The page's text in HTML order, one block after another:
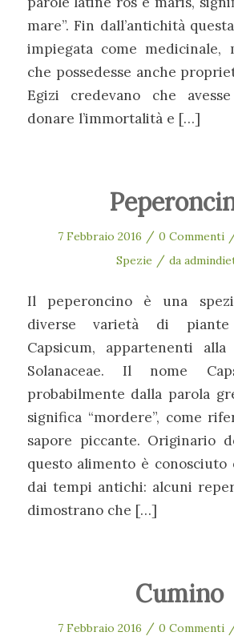
mare”. Fin dall’antichità
impiegata come medicinale,
che possedesse anche
Egizi credevano che
donare l’immortalità e […]
7 Febbraio 2016 / 0 Commenti
Spezie / da
Il peperoncino è una
diverse varietà di
Capsicum, appartenenti
Solanaceae. Il nome
probabilmente dalla parola
significa “mordere”, come
sapore piccante. Originario
questo alimento è
dai tempi antichi: alcuni
dimostrano che […]
Cumino
7 Febbraio 2016 / 0 Commenti